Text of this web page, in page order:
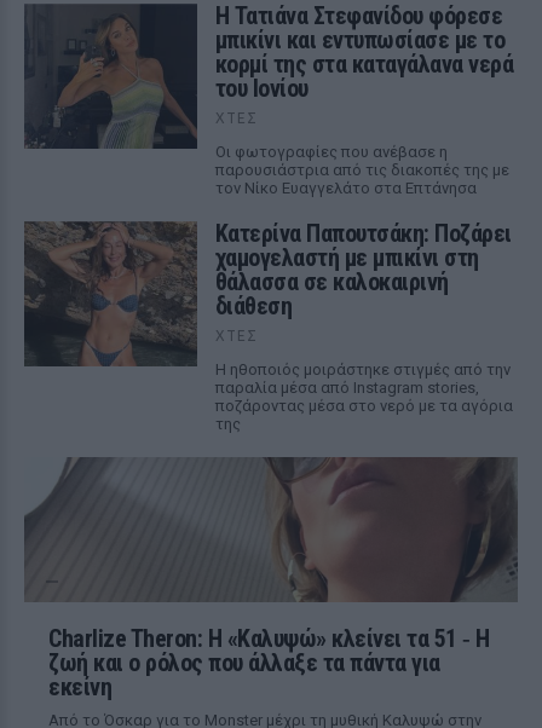
Η Τατιάνα Στεφανίδου φόρεσε
μπικίνι και εντυπωσίασε με το
κορμί της στα καταγάλανα νερά
του Ιονίου
ΧΤΕΣ
Οι φωτογραφίες που ανέβασε η
παρουσιάστρια από τις διακοπές της με
τον Νίκο Ευαγγελάτο στα Επτάνησα
Κατερίνα Παπουτσάκη: Ποζάρει
χαμογελαστή με μπικίνι στη
θάλασσα σε καλοκαιρινή
διάθεση
ΧΤΕΣ
Η ηθοποιός μοιράστηκε στιγμές από την
παραλία μέσα από Instagram stories,
ποζάροντας μέσα στο νερό με τα αγόρια
της
Charlize Theron: Η «Καλυψώ» κλείνει τα 51 ‑ H
ζωή και ο ρόλος που άλλαξε τα πάντα για
εκείνη
Από το Όσκαρ για το Monster μέχρι τη μυθική Καλυψώ στην